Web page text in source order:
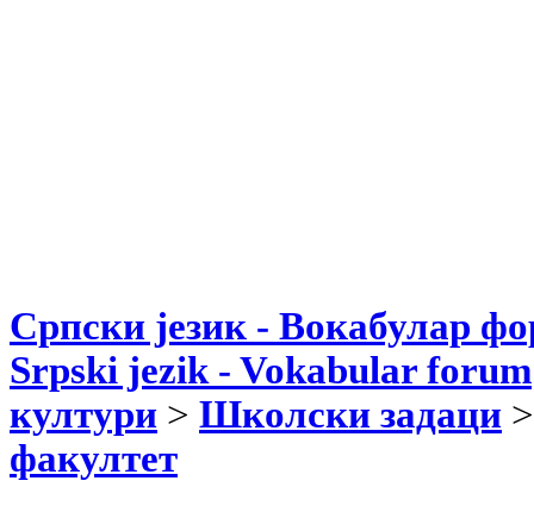
Српски језик - Вокабулар
Srpski jezik - Vokabular forum
култури > Школски задаци
факултет